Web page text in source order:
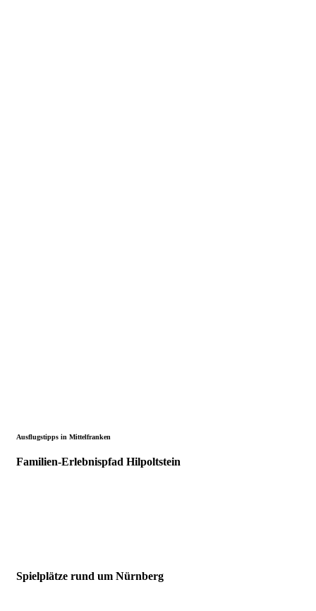
Ausflugstipps in Mittelfranken
Familien-Erlebnispfad Hilpoltstein
Spielplätze rund um Nürnberg